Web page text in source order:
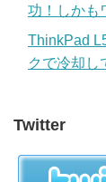
功！しかも
ThinkPad
クで冷却し
Twitter